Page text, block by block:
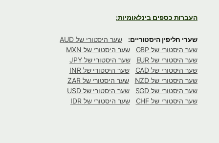
העברות כספים בינלאומיות:
שערי חליפין היסטוריים:
שער היסטורי של AUD
שער היסטורי של GBP
שער היסטורי של MXN
שער היסטורי של EUR
שער היסטורי של JPY
שער היסטורי של CAD
שער היסטורי של INR
שער היסטורי של NZD
שער היסטורי של ZAR
שער היסטורי של SGD
שער היסטורי של USD
שער היסטורי של CHF
שער היסטורי של IDR